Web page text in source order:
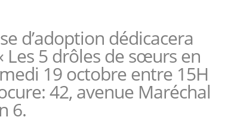
d’adoption dédicacera
Les 5 drôles de sœurs en
19 octobre entre 15H
42, avenue Maréchal
6.